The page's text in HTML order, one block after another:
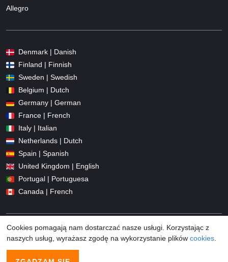
Allegro
Denmark | Danish
Finland | Finnish
Sweden | Swedish
Belgium | Dutch
Germany | German
France | French
Italy | Italian
Netherlands | Dutch
Spain | Spanish
United Kingdom | English
Portugal | Portuguesa
Canada | French
© 2026 Promo-codes.pl All Rights Reserved
Cookies pomagają nam dostarczać nasze usługi. Korzystając z
naszych usług, wyrażasz zgodę na wykorzystanie plików cookies